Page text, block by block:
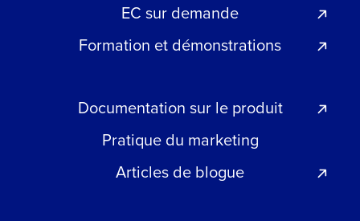
EC sur demande
Formation et démonstrations
Documentation sur le produit
Pratique du marketing
Articles de blogue